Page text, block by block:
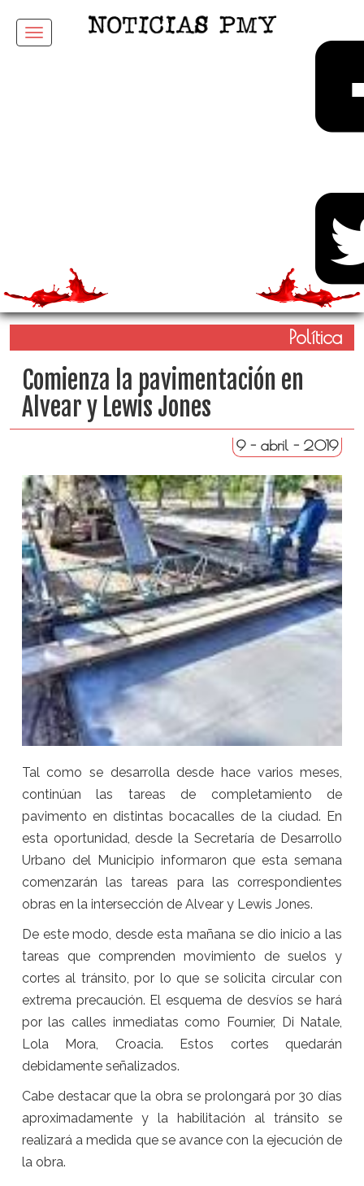
Menu
Política
Comienza la pavimentación en
Alvear y Lewis Jones
9 - abril - 2019
Tal como se desarrolla desde hace varios meses,
continúan las tareas de completamiento de
pavimento en distintas bocacalles de la ciudad. En
esta oportunidad, desde la Secretaría de Desarrollo
Urbano del Municipio informaron que esta semana
comenzarán las tareas para las correspondientes
obras en la intersección de Alvear y Lewis Jones.
De este modo, desde esta mañana se dio inicio a las
tareas que comprenden movimiento de suelos y
cortes al tránsito, por lo que se solicita circular con
extrema precaución. El esquema de desvíos se hará
por las calles inmediatas como Fournier, Di Natale,
Lola Mora, Croacia. Estos cortes quedarán
debidamente señalizados.
Cabe destacar que la obra se prolongará por 30 días
aproximadamente y la habilitación al tránsito se
realizará a medida que se avance con la ejecución de
la obra.